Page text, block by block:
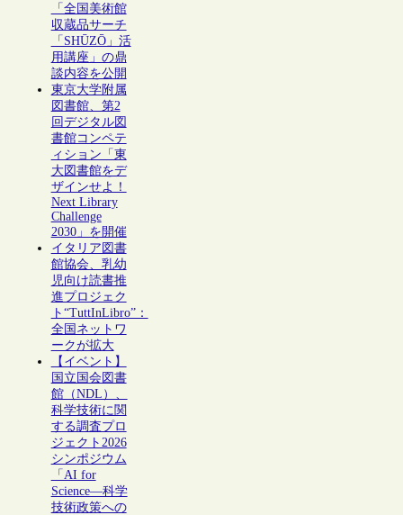
「全国美術館
収蔵品サーチ
「SHŪZŌ」活
用講座」の鼎
談内容を公開
東京大学附属
図書館、第2
回デジタル図
書館コンペテ
ィション「東
大図書館をデ
ザインせよ！
Next Library
Challenge
2030」を開催
イタリア図書
館協会、乳幼
児向け読書推
進プロジェク
ト“TuttInLibro”：
全国ネットワ
ークが拡大
【イベント】
国立国会図書
館（NDL）、
科学技術に関
する調査プロ
ジェクト2026
シンポジウム
「AI for
Science―科学
技術政策への